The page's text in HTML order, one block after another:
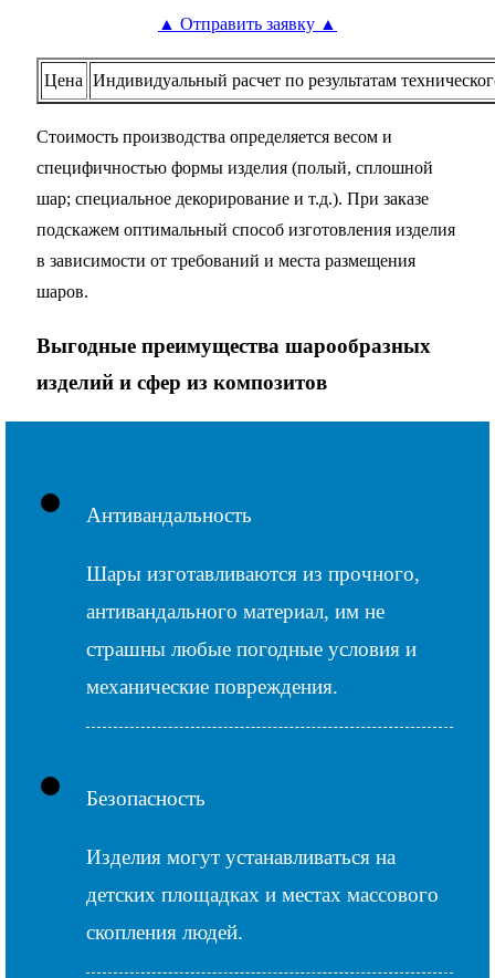
▲ Отправить заявку ▲
Цена Индивидуальный расчет по результатам
Стоимость производства определяется весом и
специфичностью формы изделия (полый, сплошной
шар; специальное декорирование и т.д.). При заказе
подскажем оптимальный способ изготовления изделия
в зависимости от требований и места размещения
шаров.
Выгодные преимущества шарообразных
изделий и сфер из композитов
Антивандальность
Шары изготавливаются из прочного,
антивандального материал, им не
страшны любые погодные условия и
механические повреждения.
Безопасность
Изделия могут устанавливаться на
детских площадках и местах массового
скопления людей.